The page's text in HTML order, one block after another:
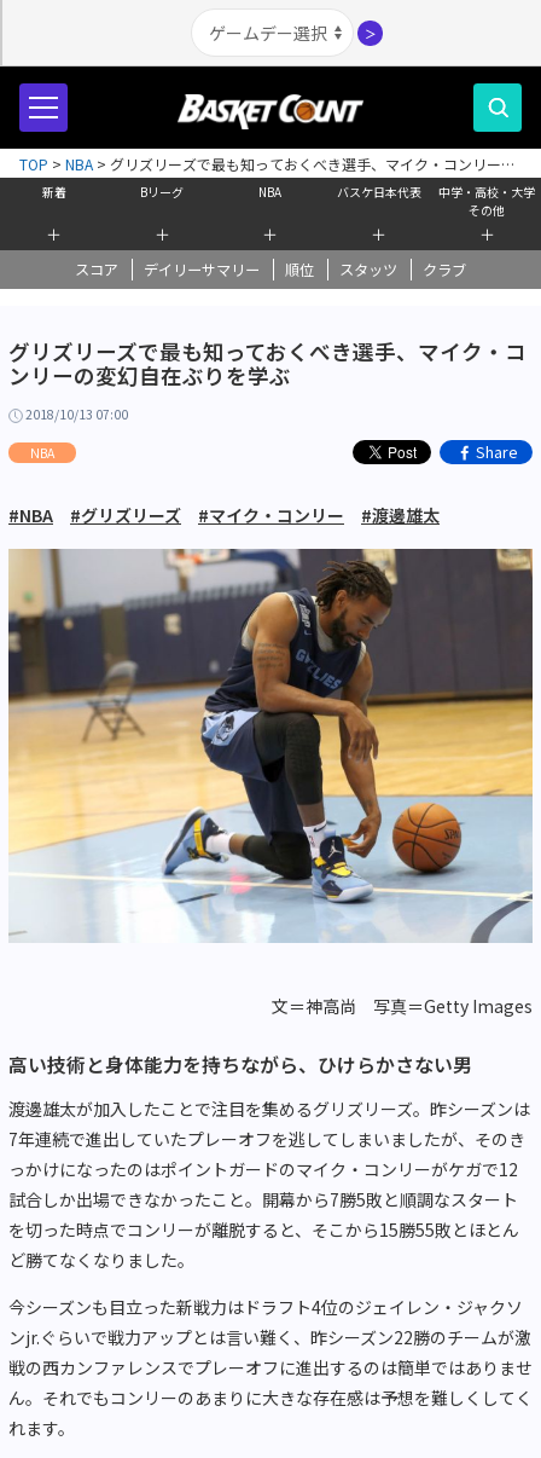
＞
新着
＋
Bリーグ
＋
NBA
＋
バスケ日本代表
＋
中学・高校・大学
その他
＋
スコア デイリーサマリー 順位 スタッツ クラブ
TOP > NBA > グリズリーズで最も知っておくべき選手、マイク・コンリーの
変幻自在ぶりを学ぶ
グリズリーズで最も知っておくべき選手、マイク・コ
ンリーの変幻自在ぶりを学ぶ
2018/10/13 07:00
NBA Share
#NBA #グリズリーズ #マイク・コンリー #渡邊雄太
文＝神高尚 写真＝Getty Images
高い技術と身体能力を持ちながら、ひけらかさない男
渡邊雄太が加入したことで注目を集めるグリズリーズ。昨シーズンは
7年連続で進出していたプレーオフを逃してしまいましたが、そのき
っかけになったのはポイントガードのマイク・コンリーがケガで12
試合しか出場できなかったこと。開幕から7勝5敗と順調なスタート
を切った時点でコンリーが離脱すると、そこから15勝55敗とほとん
ど勝てなくなりました。
今シーズンも目立った新戦力はドラフト4位のジェイレン・ジャクソ
ンjr.ぐらいで戦力アップとは言い難く、昨シーズン22勝のチームが激
戦の西カンファレンスでプレーオフに進出するのは簡単ではありませ
ん。それでもコンリーのあまりに大きな存在感は予想を難しくしてく
れます。